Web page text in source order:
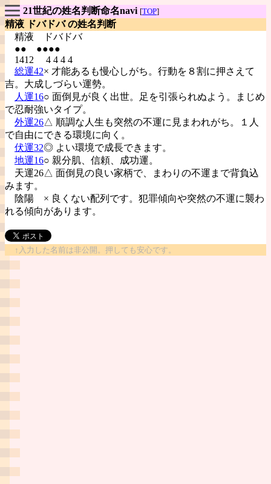
21世紀の姓名判断命名navi [TOP]
精液 ドバドバ の姓名判断
精液
ドバドバ
●● ●●●●
1412 4 4 4 4
総運42× 才能あるも慢心しがち。行動を８割に押さえて
吉。大成しづらい運勢。
人運16○ 面倒見が良く出世。足を引張られぬよう。まじめ
で忍耐強いタイプ。
外運26△ 順調な人生も突然の不運に見まわれがち。１人
で自由にできる環境に向く。
伏運32◎ よい環境で成長できます。
地運16○ 親分肌、信頼、成功運。
天運26△ 面倒見の良い家柄で、まわりの不運まで背負込
みます。
陰陽 × 良くない配列です。犯罪傾向や突然の不運に襲わ
れる傾向があります。
↑入力した名前は非公開。押しても安心です。